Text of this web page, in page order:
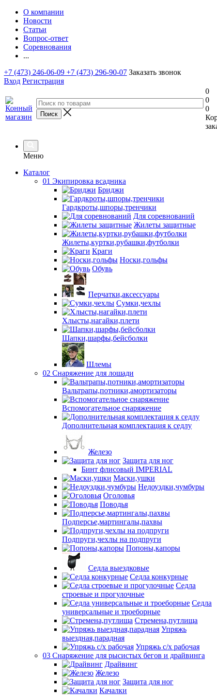
О компании
Новости
Статьи
Вопрос-ответ
Соревнования
...
+7 (473) 246-06-09 +7 (473) 296-90-07 Заказать звонок
Вход Регистрация
0
0
0
Меню
Каталог
01 Экипировка всадника
Бриджи
Гардкроты,шпоры,тренчики
Для соревнований
Жилеты защитные
Жилеты,куртки,рубашки,футболки
Краги
Носки,гольфы
Обувь
Перчатки,аксессуары
Сумки,чехлы
Хлысты,нагайки,плети
Шапки,шарфы,бейсболки
Шлемы
02 Снаряжение для лошади
Вальтрапы,потники,амортизаторы
Вспомогательное снаряжение
Дополнительная комплектация к седлу
Железо
Защита для ног
Бинт флисовый IMPERIAL
Маски,ушки
Недоуздки,чумбуры
Оголовья
Поводья
Подперсье,мартингалы,пахвы
Подпруги,чехлы на подпруги
Попоны,капоры
Седла выездковые
Седла конкурные
Седла
строевые и прогулочные
Седла
универсальные и троеборные
Стремена,путлища
Упряжь
выездная,парадная
Упряжь с/х рабочая
03 Снаряжение для рысистых бегов и драйвинга
Драйвинг
Железо
Защита для ног
Качалки